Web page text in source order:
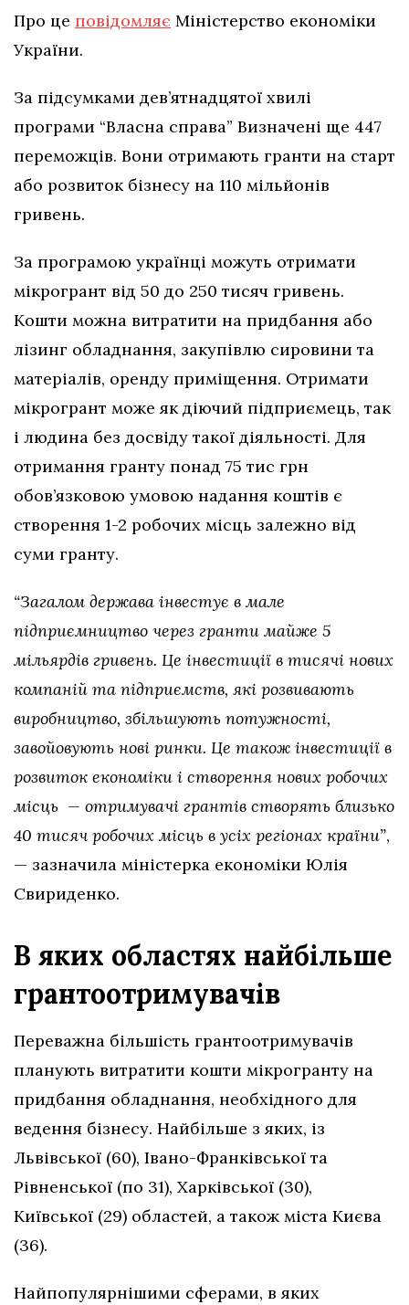
Про це повідомляє Міністерство економіки
України.
За підсумками дев’ятнадцятої хвилі
програми “Власна справа” Визначені ще 447
переможців. Вони отримають гранти на старт
або розвиток бізнесу на 110 мільйонів
гривень.
За програмою українці можуть отримати
мікрогрант від 50 до 250 тисяч гривень.
Кошти можна витратити на придбання або
лізинг обладнання, закупівлю сировини та
матеріалів, оренду приміщення. Отримати
мікрогрант може як діючий підприємець, так
і людина без досвіду такої діяльності. Для
отримання гранту понад 75 тис грн
обов’язковою умовою надання коштів є
створення 1-2 робочих місць залежно від
суми гранту.
“Загалом держава інвестує в мале
підприємництво через гранти майже 5
мільярдів гривень. Це інвестиції в тисячі нових
компаній та підприємств, які розвивають
виробництво, збільшують потужності,
завойовують нові ринки. Це також інвестиції в
розвиток економіки і створення нових робочих
місць — отримувачі грантів створять близько
40 тисяч робочих місць в усіх регіонах країни”,
— зазначила міністерка економіки Юлія
Свириденко.
В яких областях найбільше
грантоотримувачів
Переважна більшість грантоотримувачів
планують витратити кошти мікрогранту на
придбання обладнання, необхідного для
ведення бізнесу. Найбільше з яких, із
Львівської (60), Івано-Франківської та
Рівненської (по 31), Харківської (30),
Київської (29) областей, а також міста Києва
(36).
Найпопулярнішими сферами, в яких